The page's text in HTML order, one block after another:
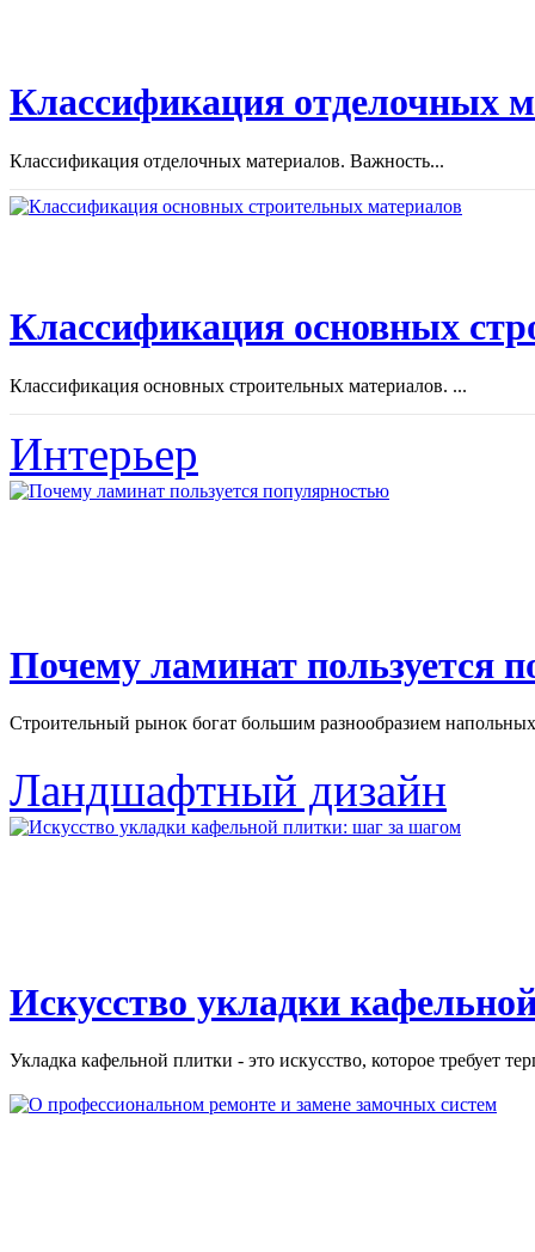
Классификация отделочных
Классификация отделочных материалов. Важность...
Классификация основных
Классификация основных строительных материалов. ...
Интерьер
Почему ламинат пользуется
Строительный рынок богат большим разнообразием
Ландшафтный дизайн
Искусство укладки
Укладка кафельной плитки - это искусство, которое требует